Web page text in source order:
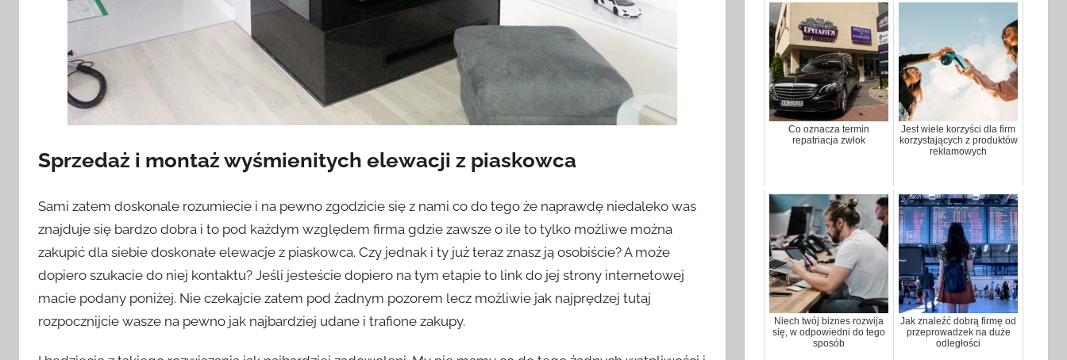
Sprzedaż i montaż wyśmienitych elewacji z piaskowca
Sami zatem doskonale rozumiecie i na pewno zgodzicie się z nami co do tego że naprawdę niedaleko was
znajduje się bardzo dobra i to pod każdym względem firma gdzie zawsze o ile to tylko możliwe można
zakupić dla siebie doskonałe elewacje z piaskowca. Czy jednak i ty już teraz znasz ją osobiście? A może
dopiero szukacie do niej kontaktu? Jeśli jesteście dopiero na tym etapie to link do jej strony internetowej
macie podany poniżej. Nie czekajcie zatem pod żadnym pozorem lecz możliwie jak najprędzej tutaj
rozpocznijcie wasze na pewno jak najbardziej udane i trafione zakupy.
Co oznacza termin
repatriacja zwłok
Jest wiele korzyści dla firm
korzystających z produktów
reklamowych
Niech twój biznes rozwija
się, w odpowiedni do tego
sposób
Jak znaleźć dobrą firmę od
przeprowadzek na duże
odległości